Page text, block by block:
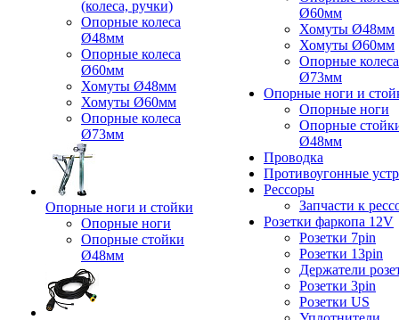
(колеса, ручки)
Опорные колеса
Ø48мм
Опорные колеса
Ø60мм
Хомуты Ø48мм
Хомуты Ø60мм
Опорные колеса
Ø73мм
Опорные ноги и стойки
Опорные ноги
Опорные стойки
Ø48мм
Ø60мм
Хомуты Ø48мм
Хомуты Ø60мм
Опорные колеса
Ø73мм
Опорные ноги и
Опорные ноги
Опорные
Ø48мм
Проводка
Противоугонные
Рессоры
Запчасти к
Розетки фаркопа 12V
Розетки 7pin
Розетки 13pin
Держатели
Розетки 3pin
Розетки US